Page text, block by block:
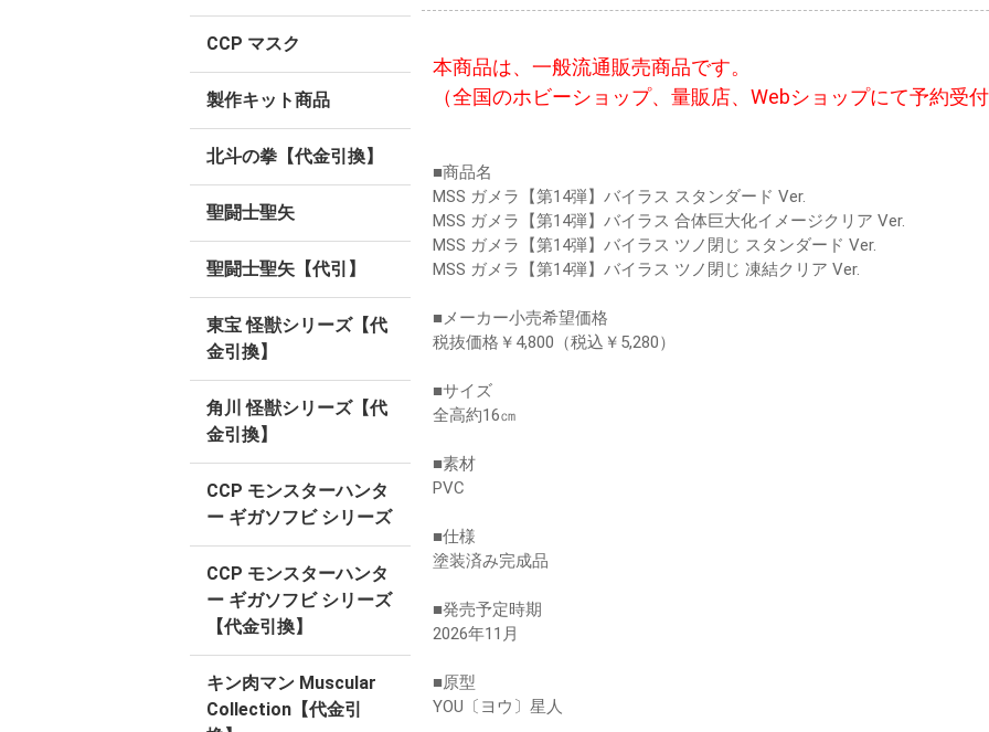
本商品は、一般流通販売商品です。
（全国のホビーショップ、量販店、Webショップにて予約受
■商品名
MSS ガメラ【第14弾】バイラス スタンダード Ver.
MSS ガメラ【第14弾】バイラス 合体巨大化イメージクリア Ver.
MSS ガメラ【第14弾】バイラス ツノ閉じ スタンダード Ver.
MSS ガメラ【第14弾】バイラス ツノ閉じ 凍結クリア Ver.
■メーカー小売希望価格
税抜価格￥4,800（税込￥5,280）
■サイズ
全高約16㎝
■素材
PVC
■仕様
塗装済み完成品
■発売予定時期
2026年11月
■原型
YOU〔ヨウ〕星人
CCP マスク
製作キット商品
北斗の拳【代金引換】
聖闘士聖矢
聖闘士聖矢【代引】
東宝 怪獣シリーズ【代
金引換】
角川 怪獣シリーズ【代
金引換】
CCP モンスターハンタ
ー ギガソフビ シリーズ
CCP モンスターハンタ
ー ギガソフビ シリーズ
【代金引換】
キン肉マン Muscular
Collection【代金引